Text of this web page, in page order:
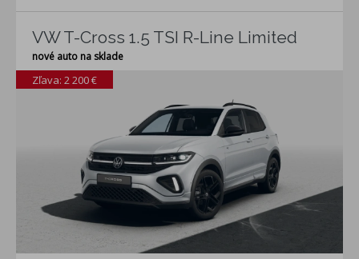
VW T-Cross 1.5 TSI R-Line Limited
nové auto na sklade
Zľava: 2 200 €